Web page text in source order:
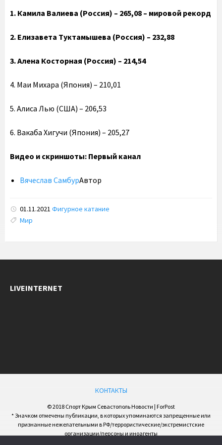
1. Камила Валиева (Россия) – 265,08 – мировой рекорд
2. Елизавета Туктамышева (Россия) – 232,88
3. Алена Косторная (Россия) – 214,54
4. Маи Михара (Япония) – 210,01
5. Алиса Лью (США) – 206,53
6. Вакаба Хигучи (Япония) – 205,27
Видео и скриншоты: Первый канал
Вячеслав СамбурАвтор
01.11.2021 Фигурное катание
Tags:
Мир
LIVEINTERNET
КОНТАКТЫ
© 2018 Спорт Крым Севастополь Новости | ForPost
* Значком отмечены публикации, в которых упоминаются запрещенные или
признанные нежелательными в РФ/террористические/экстремистские
организации/персоны и иноагенты